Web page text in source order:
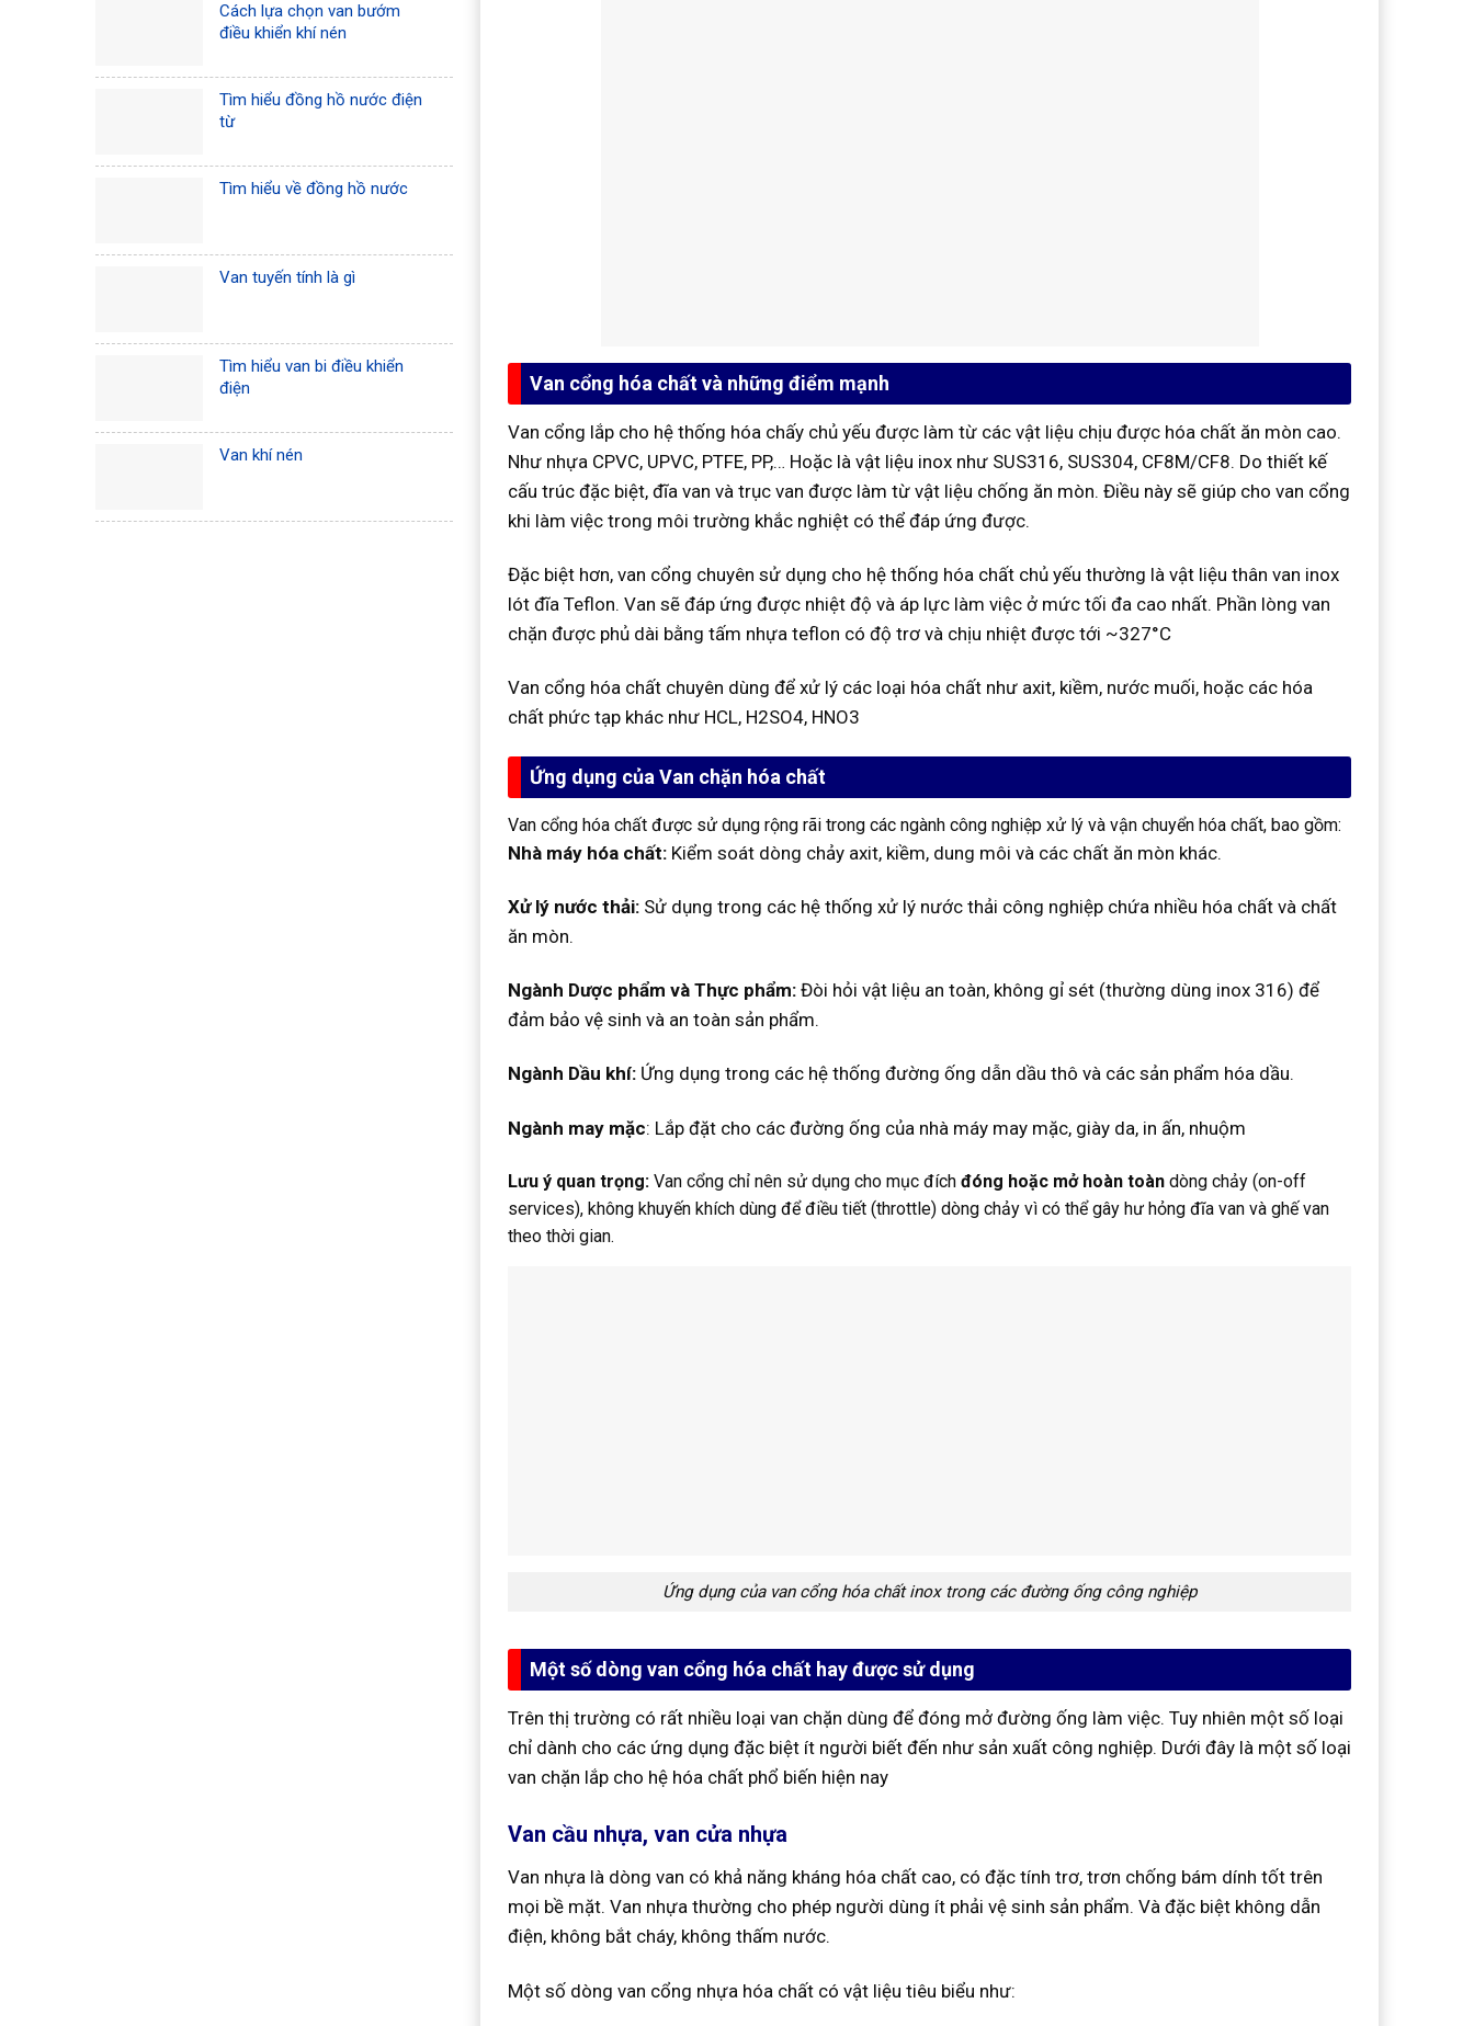
Cách lựa chọn van bướm
điều khiển khí nén
Tìm hiểu đồng hồ nước điện
từ
Tìm hiểu về đồng hồ nước
Van tuyến tính là gì
Tìm hiểu van bi điều khiển
điện
Van khí nén
Van cổng hóa chất và những điểm mạnh
Van cổng lắp cho hệ thống hóa chấy chủ yếu được làm từ các vật liệu chịu được hóa chất ăn mòn cao.
Như nhựa CPVC, UPVC, PTFE, PP,… Hoặc là vật liệu inox như SUS316, SUS304, CF8M/CF8. Do thiết kế
cấu trúc đặc biệt, đĩa van và trục van được làm từ vật liệu chống ăn mòn. Điều này sẽ giúp cho van cổng
khi làm việc trong môi trường khắc nghiệt có thể đáp ứng được.
Đặc biệt hơn, van cổng chuyên sử dụng cho hệ thống hóa chất chủ yếu thường là vật liệu thân van inox
lót đĩa Teflon. Van sẽ đáp ứng được nhiệt độ và áp lực làm việc ở mức tối đa cao nhất. Phần lòng van
chặn được phủ dài bằng tấm nhựa teflon có độ trơ và chịu nhiệt được tới ~327°C
Van cổng hóa chất chuyên dùng để xử lý các loại hóa chất như axit, kiềm, nước muối, hoặc các hóa
chất phức tạp khác như HCL, H2SO4, HNO3
Ứng dụng của Van chặn hóa chất
Van cổng hóa chất được sử dụng rộng rãi trong các ngành công nghiệp xử lý và vận chuyển hóa chất, bao gồm:
Nhà máy hóa chất: Kiểm soát dòng chảy axit, kiềm, dung môi và các chất ăn mòn khác.
Xử lý nước thải: Sử dụng trong các hệ thống xử lý nước thải công nghiệp chứa nhiều hóa chất và chất
ăn mòn.
Ngành Dược phẩm và Thực phẩm: Đòi hỏi vật liệu an toàn, không gỉ sét (thường dùng inox 316) để
đảm bảo vệ sinh và an toàn sản phẩm.
Ngành Dầu khí: Ứng dụng trong các hệ thống đường ống dẫn dầu thô và các sản phẩm hóa dầu.
Ngành may mặc: Lắp đặt cho các đường ống của nhà máy may mặc, giày da, in ấn, nhuộm
Lưu ý quan trọng: Van cổng chỉ nên sử dụng cho mục đích đóng hoặc mở hoàn toàn dòng chảy (on-off
services), không khuyến khích dùng để điều tiết (throttle) dòng chảy vì có thể gây hư hỏng đĩa van và ghế van
theo thời gian.
Ứng dụng của van cổng hóa chất inox trong các đường ống công nghiệp
Một số dòng van cổng hóa chất hay được sử dụng
Trên thị trường có rất nhiều loại van chặn dùng để đóng mở đường ống làm việc. Tuy nhiên một số loại
chỉ dành cho các ứng dụng đặc biệt ít người biết đến như sản xuất công nghiệp. Dưới đây là một số loại
van chặn lắp cho hệ hóa chất phổ biến hiện nay
Van cầu nhựa, van cửa nhựa
Van nhựa là dòng van có khả năng kháng hóa chất cao, có đặc tính trơ, trơn chống bám dính tốt trên
mọi bề mặt. Van nhựa thường cho phép người dùng ít phải vệ sinh sản phẩm. Và đặc biệt không dẫn
điện, không bắt cháy, không thấm nước.
Một số dòng van cổng nhựa hóa chất có vật liệu tiêu biểu như: